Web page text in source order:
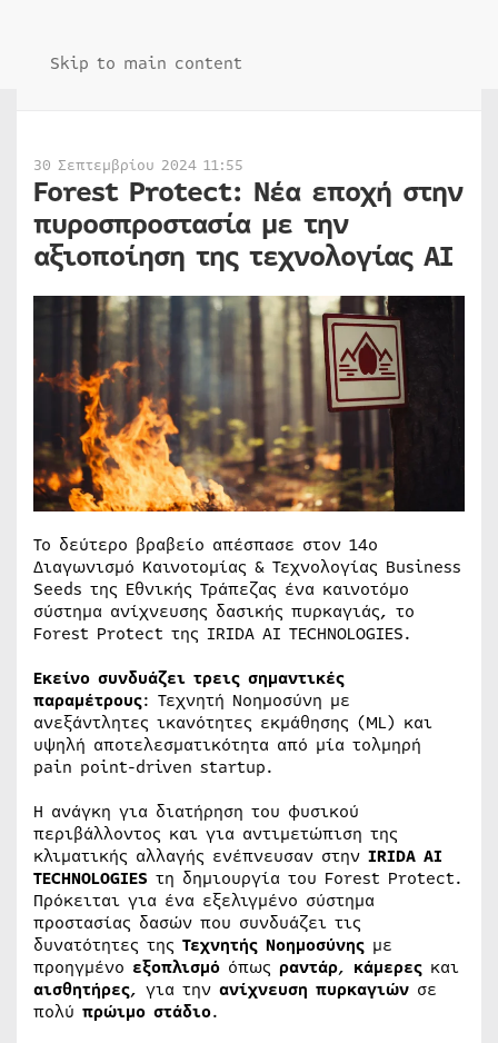
Skip to main content
30 Σεπτεμβρίου 2024 11:55
Forest Protect: Νέα εποχή στην
πυροσπροστασία με την
αξιοποίηση της τεχνολογίας AI
Το δεύτερο βραβείο απέσπασε στον 14ο
Διαγωνισμό Καινοτομίας & Τεχνολογίας Business
Seeds της Εθνικής Τράπεζας ένα καινοτόμο
σύστημα ανίχνευσης δασικής πυρκαγιάς, το
Forest Protect της IRIDA AI TECHNOLOGIES.
Εκείνο συνδυάζει τρεις σημαντικές
παραμέτρους: Τεχνητή Νοημοσύνη με
ανεξάντλητες ικανότητες εκμάθησης (ML) και
υψηλή αποτελεσματικότητα από μία τολμηρή
pain point-driven startup.
Η ανάγκη για διατήρηση του φυσικού
περιβάλλοντος και για αντιμετώπιση της
κλιματικής αλλαγής ενέπνευσαν στην IRIDA AI
TECHNOLOGIES τη δημιουργία του Forest Protect.
Πρόκειται για ένα εξελιγμένο σύστημα
προστασίας δασών που συνδυάζει τις
δυνατότητες της Τεχνητής Νοημοσύνης με
προηγμένο εξοπλισμό όπως ραντάρ, κάμερες και
αισθητήρες, για την ανίχνευση πυρκαγιών σε
πολύ πρώιμο στάδιο.